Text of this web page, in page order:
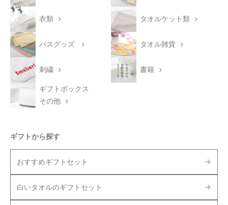
衣類 タオルケット類
バスグッズ タオル雑貨
刺繍 書籍
ギフトボックス
その他
ギフトから探す
おすすめギフトセット
白いタオルのギフトセット